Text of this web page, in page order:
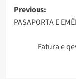
Post
Previous:
PASAPORTA E
Fatura e